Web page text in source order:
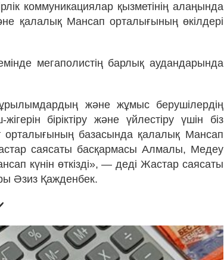
коммуникациялар қызметінің алаңында
қалалық Мансап орталығының өкілдері
мегаполистің барлық аудандарында
және жұмыс берушілердің
біріктіру және үйлестіру үшін біз
базасында қалалық Мансап
саясаты басқармасы Алмалы, Медеу
күнін өткізді», — деді Жастар саясаты
Әзиз Қажденбек.